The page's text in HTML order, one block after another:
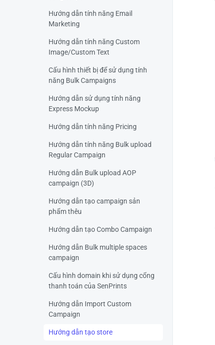
Hướng dẫn tính năng Email
Marketing
Hướng dẫn tính năng Custom
Image/Custom Text
Cấu hình thiết bị để sử dụng tính
năng Bulk Campaigns
Hướng dẫn sử dụng tính năng
Express Mockup
Hướng dẫn tính năng Pricing
Hướng dẫn tính năng Bulk upload
Regular Campaign
Hướng dẫn Bulk upload AOP
campaign (3D)
Hướng dẫn tạo campaign sản
phẩm thêu
Hướng dẫn tạo Combo Campaign
Hướng dẫn Bulk multiple spaces
campaign
Cấu hình domain khi sử dụng cổng
thanh toán của SenPrints
Hướng dẫn Import Custom
Campaign
Hướng dẫn tạo store